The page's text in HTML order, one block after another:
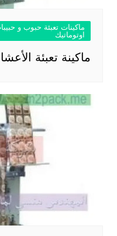
ماكينات تعبئة حبوب و
اوتوماتيك
ماكينة تعبئة